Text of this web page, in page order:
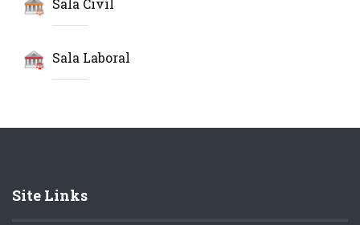
Sala Civil
Sala Laboral
Site Links